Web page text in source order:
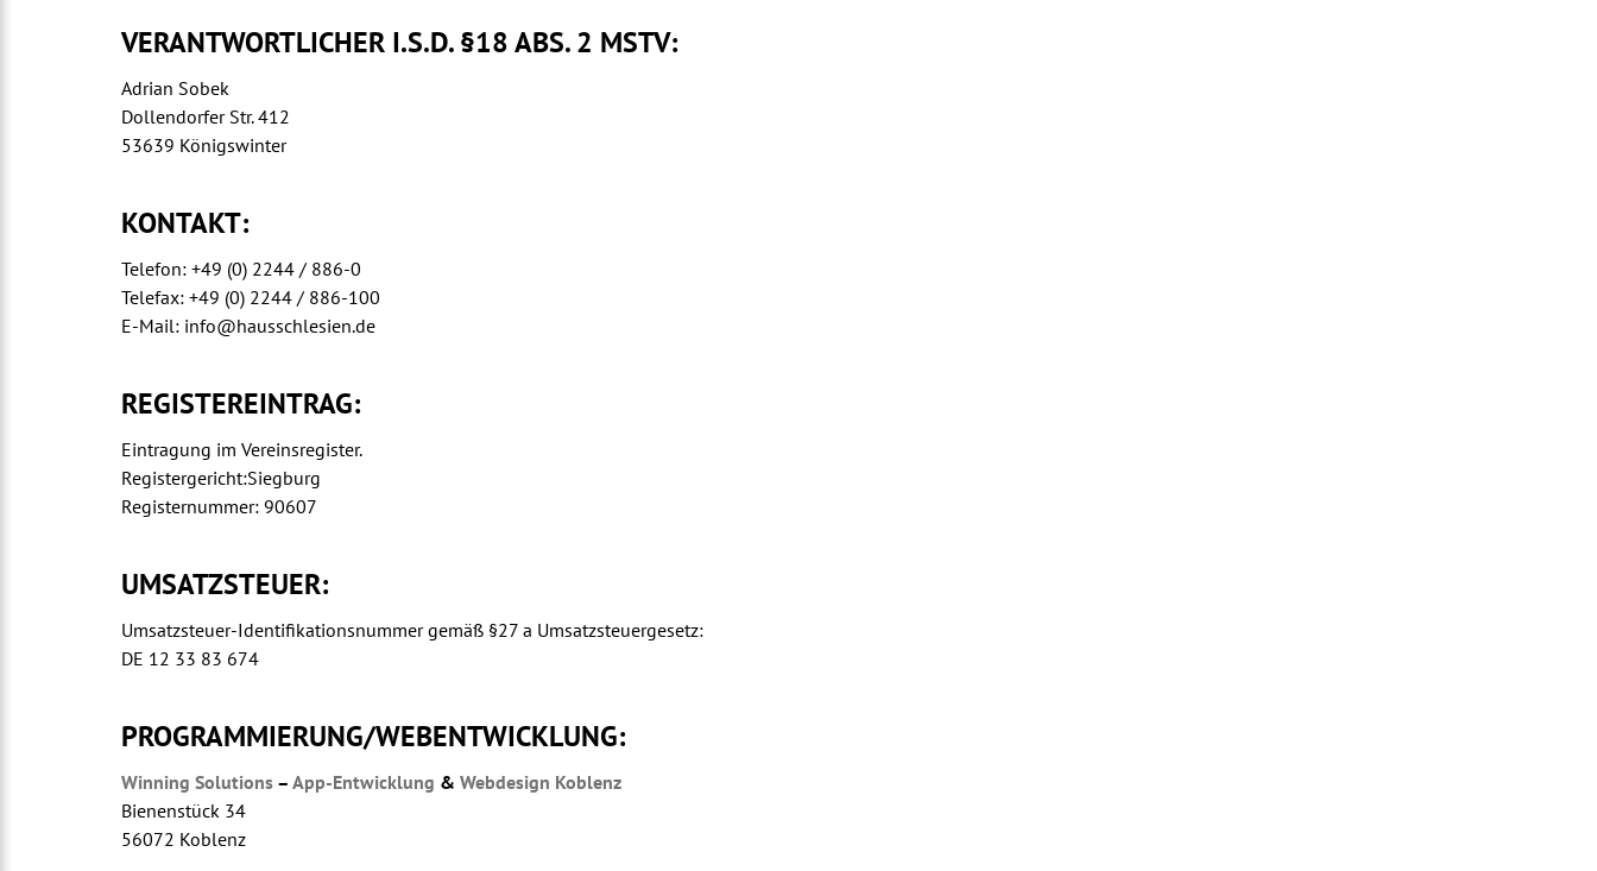
VERANTWORTLICHER I.S.D. §18 ABS. 2 MSTV:
Adrian Sobek
Dollendorfer Str. 412
53639 Königswinter
KONTAKT:
Telefon: +49 (0) 2244 / 886-0
Telefax: +49 (0) 2244 / 886-100
E-Mail: info@hausschlesien.de
REGISTEREINTRAG:
Eintragung im Vereinsregister.
Registergericht:Siegburg
Registernummer: 90607
UMSATZSTEUER:
Umsatzsteuer-Identifikationsnummer gemäß §27 a Umsatzsteuergesetz:
DE 12 33 83 674
PROGRAMMIERUNG/WEBENTWICKLUNG:
Winning Solutions – App-Entwicklung & Webdesign Koblenz
Bienenstück 34
56072 Koblenz